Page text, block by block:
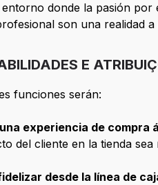
donde la pasión
son una realidad
E
funciones serán:
experiencia de compra
del cliente en la tienda
desde la línea de